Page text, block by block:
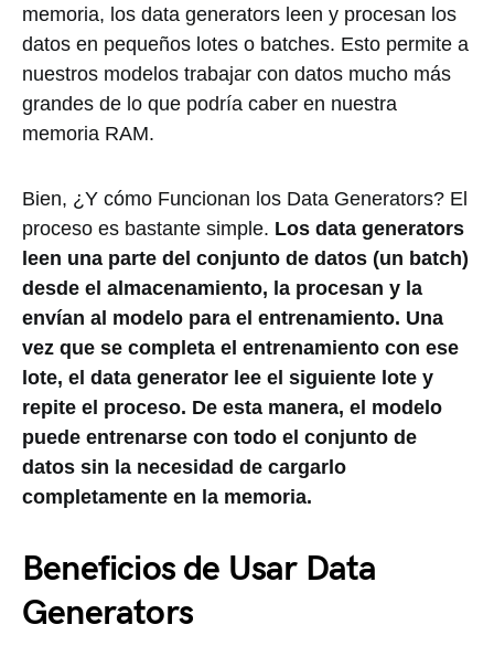
memoria, los data generators leen y procesan los
datos en pequeños lotes o batches. Esto permite a
nuestros modelos trabajar con datos mucho más
grandes de lo que podría caber en nuestra
memoria RAM.
Bien, ¿Y cómo Funcionan los Data Generators? El
proceso es bastante simple. Los data generators
leen una parte del conjunto de datos (un batch)
desde el almacenamiento, la procesan y la
envían al modelo para el entrenamiento. Una
vez que se completa el entrenamiento con ese
lote, el data generator lee el siguiente lote y
repite el proceso. De esta manera, el modelo
puede entrenarse con todo el conjunto de
datos sin la necesidad de cargarlo
completamente en la memoria.
Beneficios de Usar Data
Generators